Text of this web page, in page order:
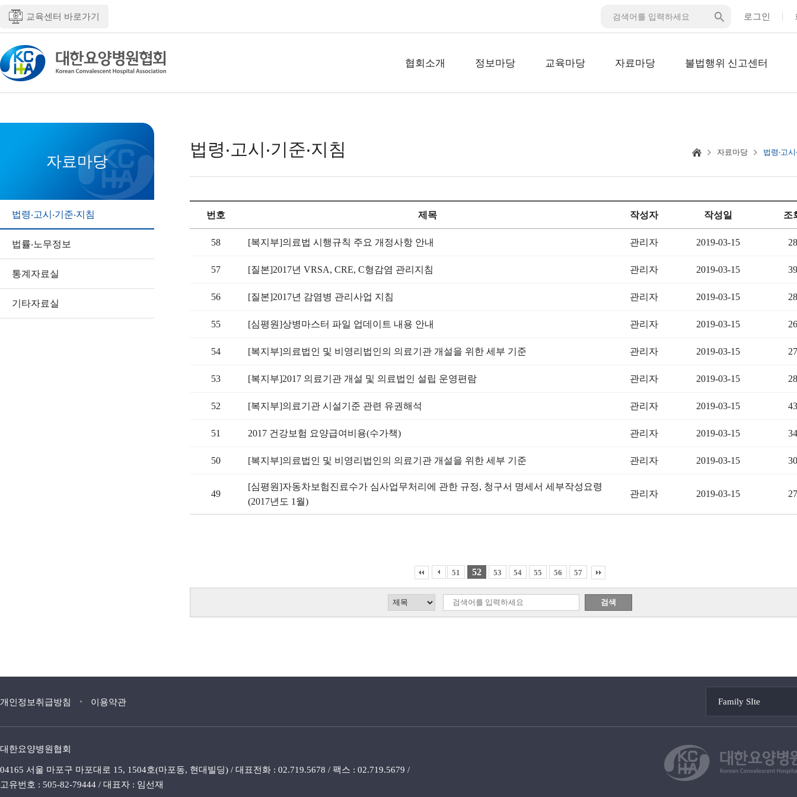
교육센터 바로가기 로그인
협회소개 정보마당 교육마당 자료마당 불법행위 신고센터
자료마당
법령‧고시‧기준‧지침
법률‧노무정보
통계자료실
기타자료실
법령‧고시‧기준‧지침 자료마당 법령‧고
번호 제목 작성자 작성일 조
58 [복지부]의료법 시행규칙 주요 개정사항 안내 관리자 2019-03-15 28
57 [질본]2017년 VRSA, CRE, C형감염 관리지침 관리자 2019-03-15 39
56 [질본]2017년 감염병 관리사업 지침 관리자 2019-03-15 28
55 [심평원]상병마스터 파일 업데이트 내용 안내 관리자 2019-03-15 26
54 [복지부]의료법인 및 비영리법인의 의료기관 개설을 위한 세부 기준 관리자 2019-03-15 27
53 [복지부]2017 의료기관 개설 및 의료법인 설립 운영편람 관리자 2019-03-15 28
52 [복지부]의료기관 시설기준 관련 유권해석 관리자 2019-03-15 43
51 2017 건강보험 요양급여비용(수가책) 관리자 2019-03-15 34
50 [복지부]의료법인 및 비영리법인의 의료기관 개설을 위한 세부 기준 관리자 2019-03-15 30
49
[심평원]자동차보험진료수가 심사업무처리에 관한 규정, 청구서 명세서 세부작성요령
(2017년도 1월)
관리자 2019-03-15 27
51 52 53 54 55 56 57
Family SIte
개인정보취급방침 이용약관
대한요양병원협회
04165 서울 마포구 마포대로 15, 1504호(마포동, 현대빌딩) / 대표전화 : 02.719.5678 / 팩스 : 02.719.5679 /
고유번호 : 505-82-79444 / 대표자 : 임선재